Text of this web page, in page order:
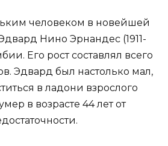
человеком в новейшей
Нино Эрнандес (1911-
Его рост составлял всего
Эдвард был настолько мал,
в ладони взрослого
в возрасте 44 лет от